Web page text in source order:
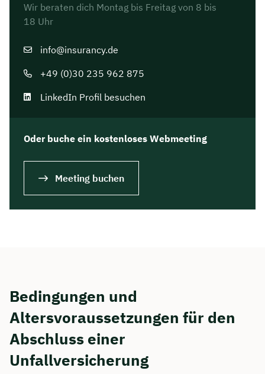
Wir beraten dich Montag bis Freitag von 8 bis
18 Uhr
info@insurancy.de
+49 (0)30 235 962 875
LinkedIn Profil besuchen
Oder buche ein kostenloses Webmeeting
Meeting buchen
Bedingungen und
Altersvoraussetzungen für den
Abschluss einer
Unfallversicherung
Jetzt persönliches
Beratungsgespräch mit Jonas
Ubben sichern 🤝
Wir beraten dich Montag bis Freitag von 8 bis